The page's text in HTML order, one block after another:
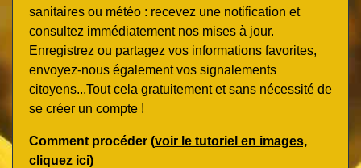
sanitaires ou météo : recevez une notification et
consultez immédiatement nos mises à jour.
Enregistrez ou partagez vos informations favorites,
envoyez-nous également vos signalements
citoyens...Tout cela gratuitement et sans nécessité de
se créer un compte !
Comment procéder (voir le tutoriel en images,
cliquez ici)